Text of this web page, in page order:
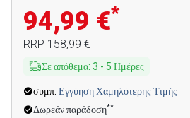
94,99 €*
RRP 158,99 €
Σε απόθεμα: 3 - 5 Ημέρες
συμπ. Εγγύηση Χαμηλότερης Τιμής
Δωρεάν παράδοση**